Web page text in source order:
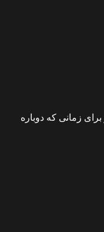
زمانی که دوباره